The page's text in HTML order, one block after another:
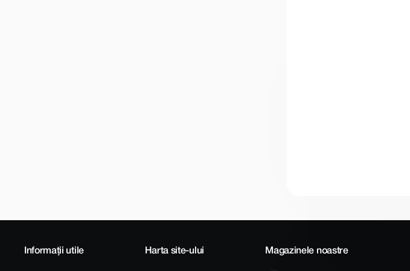
Informații utile Harta site-ului Magazinele noastre